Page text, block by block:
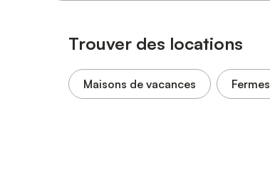
Trouver des locations
Maisons de vacances Fermes